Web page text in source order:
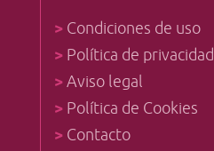
> Condiciones de uso
> Política de privacidad
>Aviso legal
> Política de Cookies
> Contacto